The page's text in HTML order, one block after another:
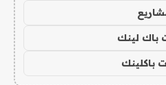
باك لينك
باكلينك